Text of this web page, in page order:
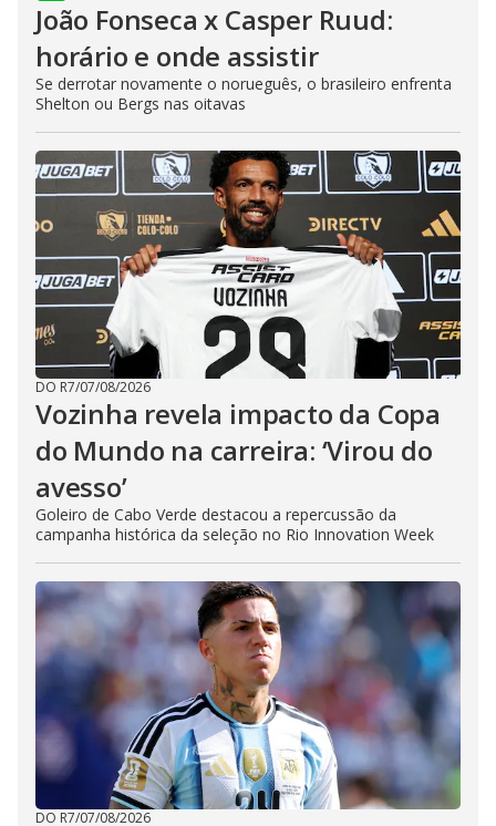
João Fonseca x Casper Ruud:
horário e onde assistir
Se derrotar novamente o norueguês, o brasileiro enfrenta
Shelton ou Bergs nas oitavas
DO R7/07/08/2026
Vozinha revela impacto da Copa
do Mundo na carreira: ‘Virou do
avesso’
Goleiro de Cabo Verde destacou a repercussão da
campanha histórica da seleção no Rio Innovation Week
DO R7/07/08/2026